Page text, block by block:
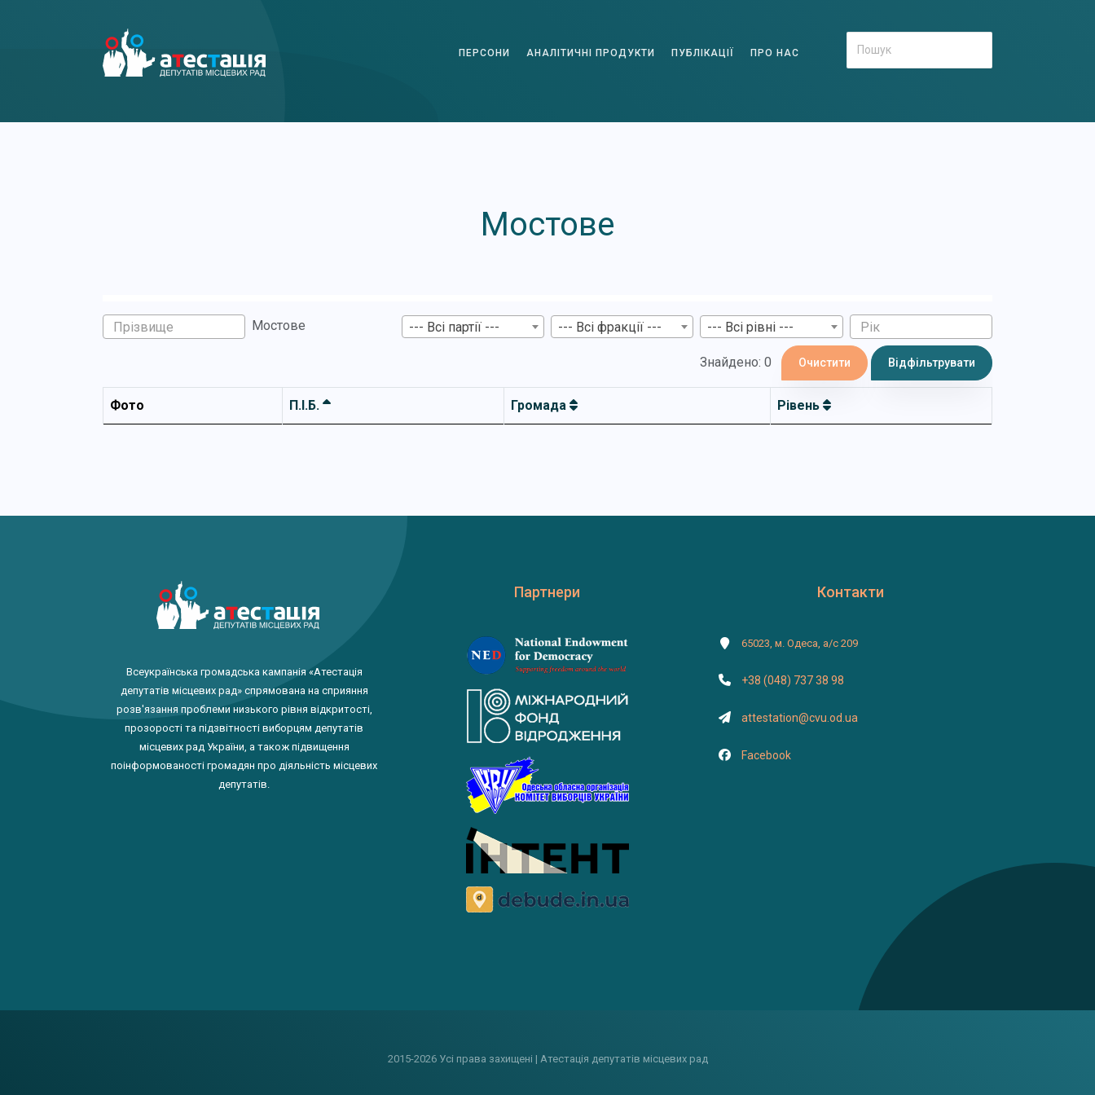
ПЕРСОНИ АНАЛІТИЧНІ ПРОДУКТИ ПУБЛІКАЦІЇ ПРО НАС
Мостове
Мостове --- Всі партії --- --- Всі фракції --- --- Всі рівні ---
Знайдено: 0 Очистити Відфільтрувати
Фото П.І.Б. Громада Рівень
Всеукраїнська громадська кампанія «Атестація
депутатів місцевих рад» спрямована на сприяння
розв'язання проблеми низького рівня відкритості,
прозорості та підзвітності виборцям депутатів
місцевих рад України, а також підвищення
поінформованості громадян про діяльність місцевих
депутатів.
Партнери Контакти
65023, м. Одеса, а/с 209
+38 (048) 737 38 98
attestation@cvu.od.ua
Facebook
2015-2026 Усі права захищені | Атестація депутатів місцевих рад